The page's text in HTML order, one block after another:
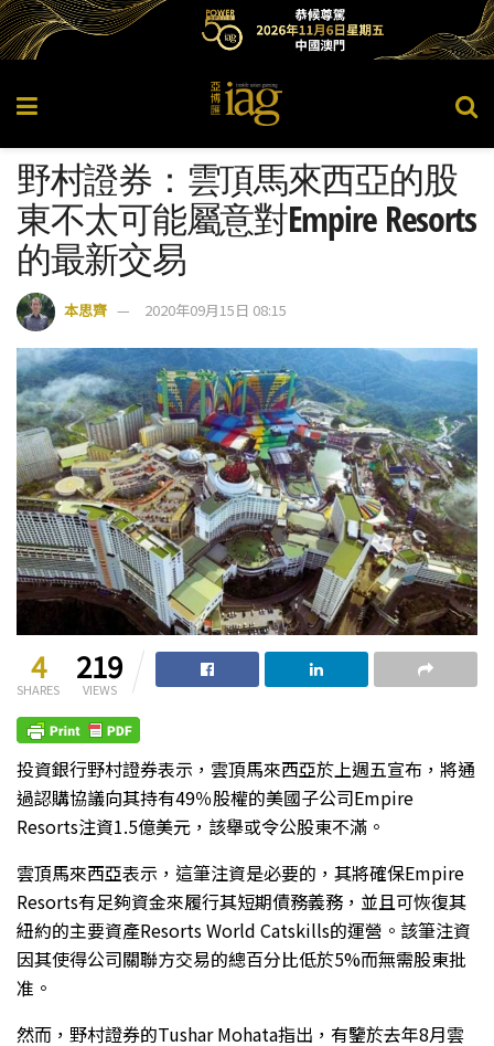
野村證券：雲頂馬來西亞的股
東不太可能屬意對Empire Resorts
的最新交易
本思齊 2020年09月15日 08:15
4
SHARES
219
VIEWS
投資銀行野村證券表示，雲頂馬來西亞於上週五宣布，將通
過認購協議向其持有49％股權的美國子公司Empire
Resorts注資1.5億美元，該舉或令公股東不滿。
雲頂馬來西亞表示，這筆注資是必要的，其將確保Empire
Resorts有足夠資金來履行其短期債務義務，並且可恢復其
紐約的主要資產Resorts World Catskills的運營。該筆注資
因其使得公司關聯方交易的總百分比低於5%而無需股東批
准。
然而，野村證券的Tushar Mohata指出，有鑒於去年8月雲